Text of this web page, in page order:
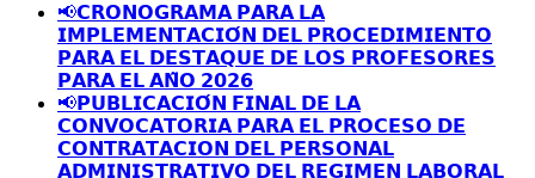
📢𝗖𝗥𝗢𝗡𝗢𝗚𝗥𝗔𝗠𝗔 𝗣𝗔𝗥𝗔 𝗟𝗔
𝗜𝗠𝗣𝗟𝗘𝗠𝗘𝗡𝗧𝗔𝗖𝗜𝗢́𝗡 𝗗𝗘𝗟 𝗣𝗥𝗢𝗖𝗘𝗗𝗜𝗠𝗜𝗘𝗡𝗧𝗢
𝗣𝗔𝗥𝗔 𝗘𝗟 𝗗𝗘𝗦𝗧𝗔𝗤𝗨𝗘 𝗗𝗘 𝗟𝗢𝗦 𝗣𝗥𝗢𝗙𝗘𝗦𝗢𝗥𝗘𝗦
𝗣𝗔𝗥𝗔 𝗘𝗟 𝗔𝗡̃𝗢 𝟮𝟬𝟮𝟲
📢𝗣𝗨𝗕𝗟𝗜𝗖𝗔𝗖𝗜𝗢́𝗡 𝗙𝗜𝗡𝗔𝗟 𝗗𝗘 𝗟𝗔
𝗖𝗢𝗡𝗩𝗢𝗖𝗔𝗧𝗢𝗥𝗜𝗔 𝗣𝗔𝗥𝗔 𝗘𝗟 𝗣𝗥𝗢𝗖𝗘𝗦𝗢 𝗗𝗘
𝗖𝗢𝗡𝗧𝗥𝗔𝗧𝗔𝗖𝗜𝗢𝗡 𝗗𝗘𝗟 𝗣𝗘𝗥𝗦𝗢𝗡𝗔𝗟
𝗔𝗗𝗠𝗜𝗡𝗜𝗦𝗧𝗥𝗔𝗧𝗜𝗩𝗢 𝗗𝗘𝗟 𝗥𝗘𝗚𝗜𝗠𝗘𝗡 𝗟𝗔𝗕𝗢𝗥𝗔𝗟